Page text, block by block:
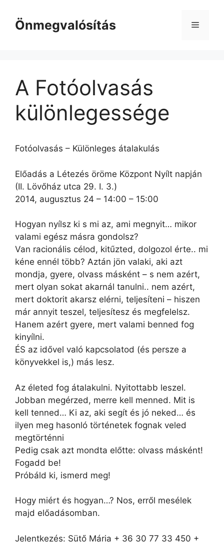
tartalomba
Önmegvalósítás Menü
A Fotóolvasás
különlegessége
Fotóolvasás – Különleges átalakulás
Előadás a Létezés öröme Központ Nyílt napján
(II. Lövőház utca 29. I. 3.)
2014, augusztus 24 – 14:00 – 15:00
Hogyan nyílsz ki s mi az, ami megnyit… mikor
valami egész másra gondolsz?
Van racionális célod, kitűzted, dolgozol érte.. mi
kéne ennél több? Aztán jön valaki, aki azt
mondja, gyere, olvass másként – s nem azért,
mert olyan sokat akarnál tanulni.. nem azért,
mert doktorit akarsz elérni, teljesíteni – hiszen
már annyit teszel, teljesítesz és megfelelsz.
Hanem azért gyere, mert valami benned fog
kinyílni.
ÉS az idővel való kapcsolatod (és persze a
könyvekkel is,) más lesz.
Az életed fog átalakulni. Nyitottabb leszel.
Jobban megérzed, merre kell menned. Mit is
kell tenned… Ki az, aki segít és jó neked… és
ilyen meg hasonló történetek fognak veled
megtörténni
Pedig csak azt mondta előtte: olvass másként!
Fogadd be!
Próbáld ki, ismerd meg!
Hogy miért és hogyan…? Nos, erről mesélek
majd előadásomban.
Jelentkezés: Sütő Mária + 36 30 77 33 450 +